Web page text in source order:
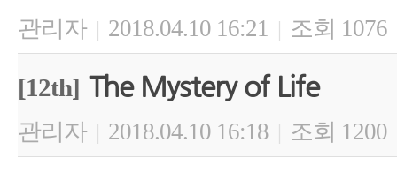
관리자 | 2018.04.10 16:21 | 조회 1076
[12th] The Mystery of Life
관리자 | 2018.04.10 16:18 | 조회 1200